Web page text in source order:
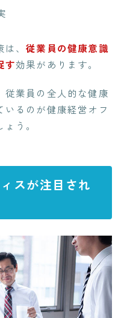
は、従業員の健康意識
す効果があります。
従業員の全人的な健康
るのが健康経営オフ
う。
スが注目され